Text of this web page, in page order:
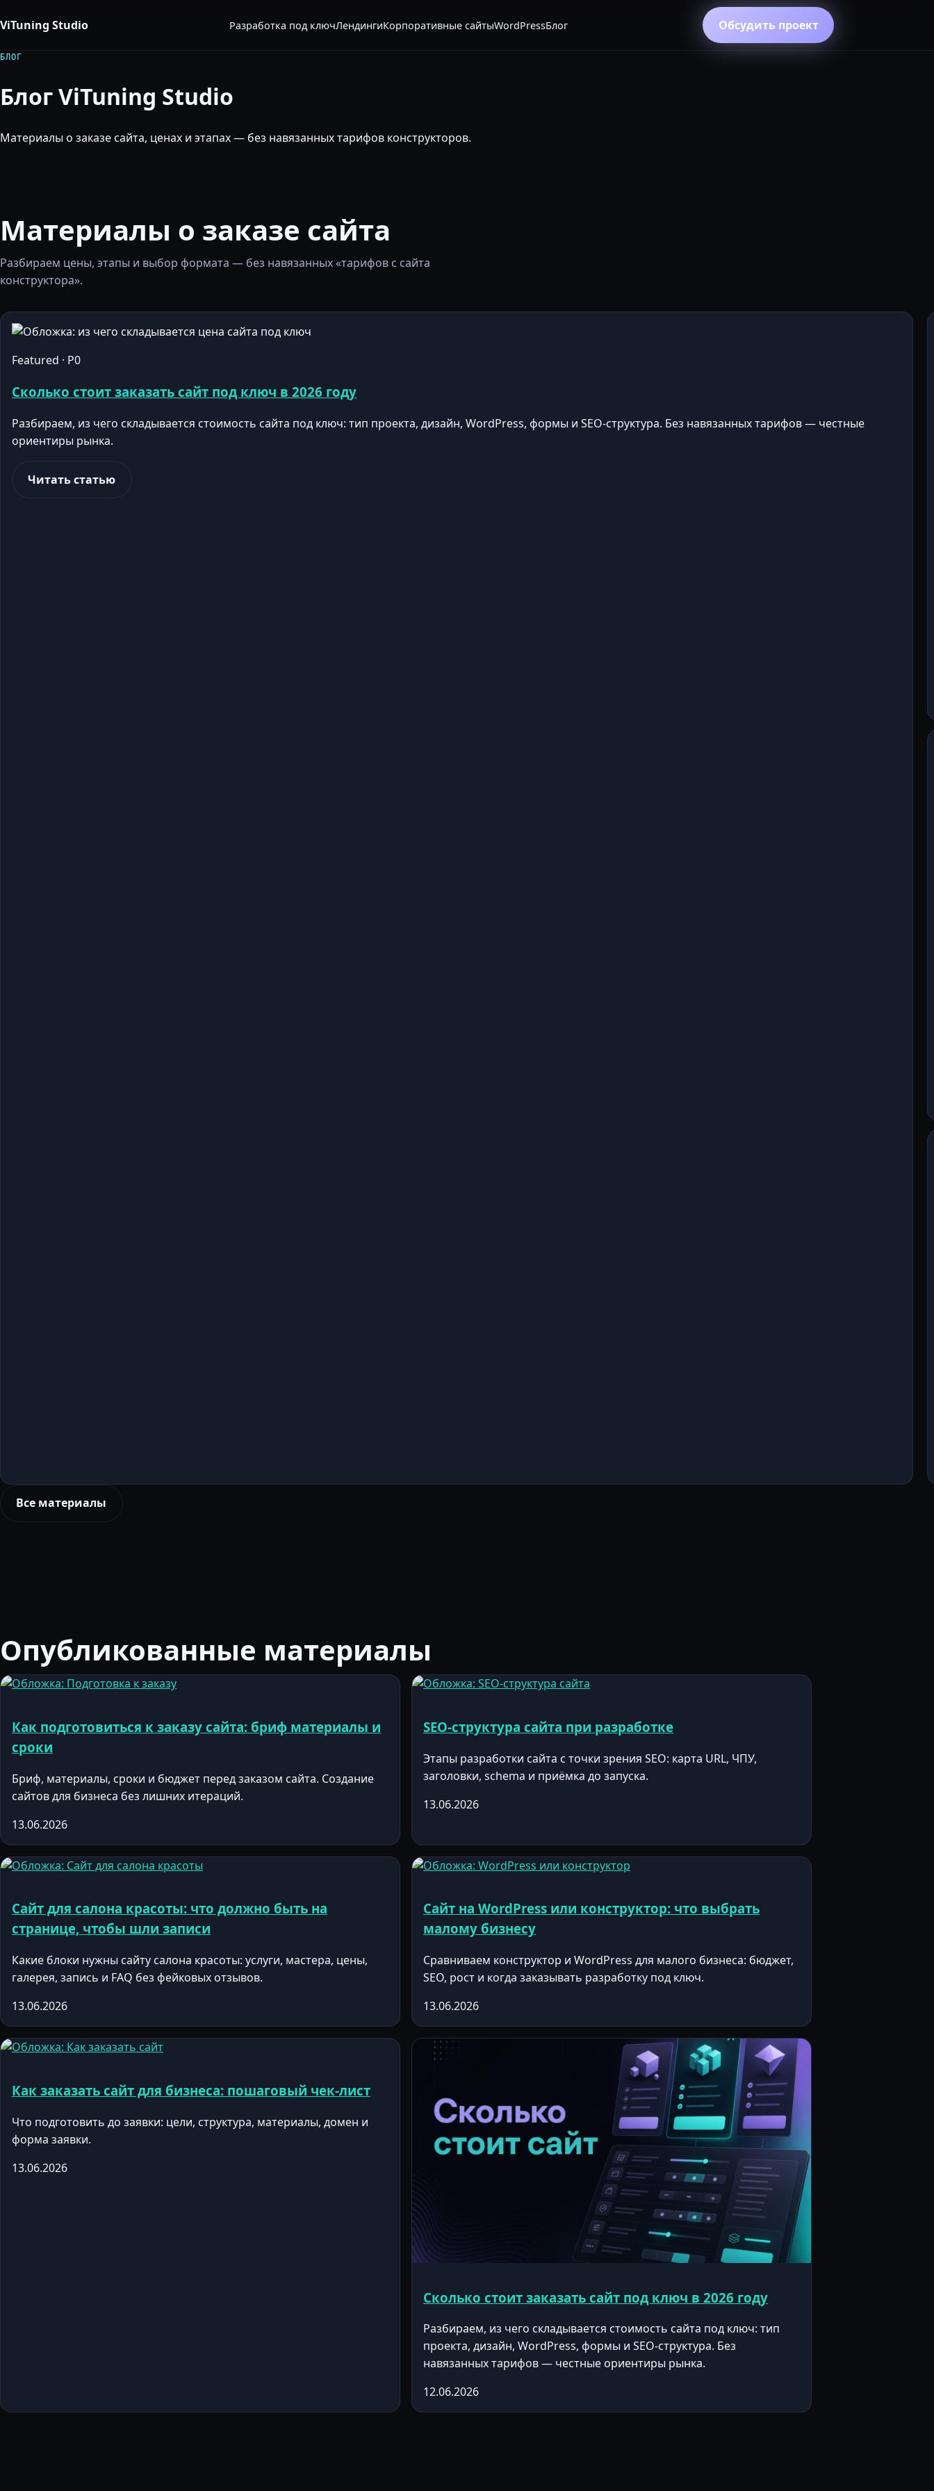
ViTuning Studio
Разработка под ключЛендингиКорпоративные сайтыWordPressБлог Обсудить проект
БЛОГ
Блог ViTuning Studio
Материалы о заказе сайта, ценах и этапах — без навязанных тарифов конструкторов.
Материалы о заказе сайта
Разбираем цены, этапы и выбор формата — без навязанных «тарифов с сайта
конструктора».
Featured · P0
Сколько стоит заказать сайт под ключ в 2026 году
Разбираем, из чего складывается стоимость сайта под ключ: тип проекта, дизайн, WordPress, формы и SEO-структура. Без навязанных тарифов — честные
ориентиры рынка.
Читать статью
Все материалы
Опубликованные материалы
Как подготовиться к заказу сайта: бриф материалы и
сроки
Бриф, материалы, сроки и бюджет перед заказом сайта. Создание
сайтов для бизнеса без лишних итераций.
13.06.2026
SEO-структура сайта при разработке
Этапы разработки сайта с точки зрения SEO: карта URL, ЧПУ,
заголовки, schema и приёмка до запуска.
13.06.2026
Сайт для салона красоты: что должно быть на
странице, чтобы шли записи
Какие блоки нужны сайту салона красоты: услуги, мастера, цены,
галерея, запись и FAQ без фейковых отзывов.
13.06.2026
Сайт на WordPress или конструктор: что выбрать
малому бизнесу
Сравниваем конструктор и WordPress для малого бизнеса: бюджет,
SEO, рост и когда заказывать разработку под ключ.
13.06.2026
Как заказать сайт для бизнеса: пошаговый чек-лист
Что подготовить до заявки: цели, структура, материалы, домен и
форма заявки.
13.06.2026
Сколько стоит заказать сайт под ключ в 2026 году
Разбираем, из чего складывается стоимость сайта под ключ: тип
проекта, дизайн, WordPress, формы и SEO-структура. Без
навязанных тарифов — честные ориентиры рынка.
12.06.2026